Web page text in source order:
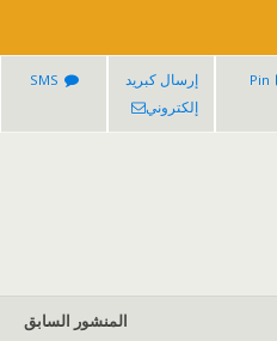
Pin
إرسال كبريد
إلكتروني
SMS
المنشور السابق